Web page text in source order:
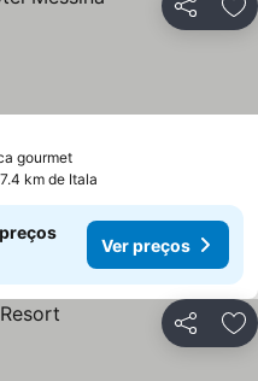
Partilhar
gourmet
km de Itala
Ver preços
Partilhar